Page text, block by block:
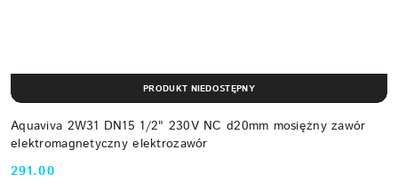
Aquaviva 2W31 DN15 1/2" 230V NC d20mm mosiężny zawór
elektromagnetyczny elektrozawór
291.00
PRODUKT NIEDOSTĘPNY